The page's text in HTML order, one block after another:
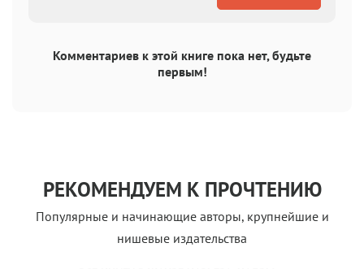
Комментариев к этой книге пока нет, будьте
первым!
РЕКОМЕНДУЕМ К ПРОЧТЕНИЮ
Популярные и начинающие авторы, крупнейшие и
нишевые издательства